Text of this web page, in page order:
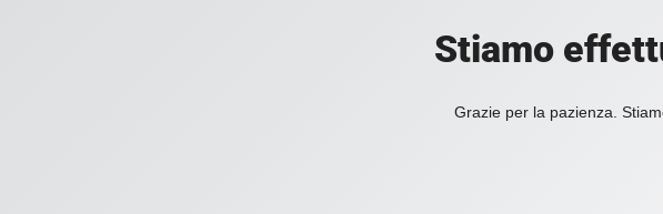
Stiamo
Grazie per la pazienza.